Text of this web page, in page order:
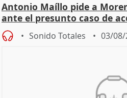
Antonio Maíllo pide a
ante el presunto caso de
Sonido Totales 03/08/